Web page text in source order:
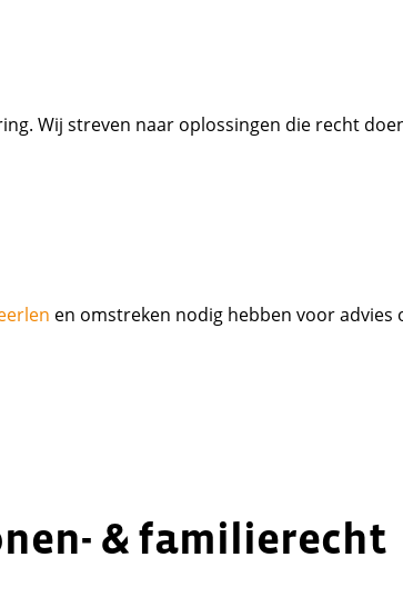
Wij streven naar oplossingen die recht
en omstreken nodig hebben voor advies
& familierecht